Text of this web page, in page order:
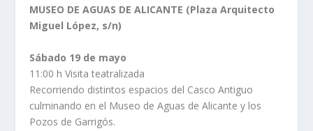
MUSEO DE AGUAS DE ALICANTE (Plaza Arquitecto
Miguel López, s/n)
Sábado 19 de mayo
11:00 h Visita teatralizada
Recorriendo distintos espacios del Casco Antiguo
culminando en el Museo de Aguas de Alicante y los
Pozos de Garrigós.